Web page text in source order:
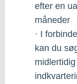
efter en
måneder
· I
kan du
midlertidig